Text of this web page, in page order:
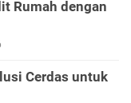
Rumah dengan
Cerdas untuk